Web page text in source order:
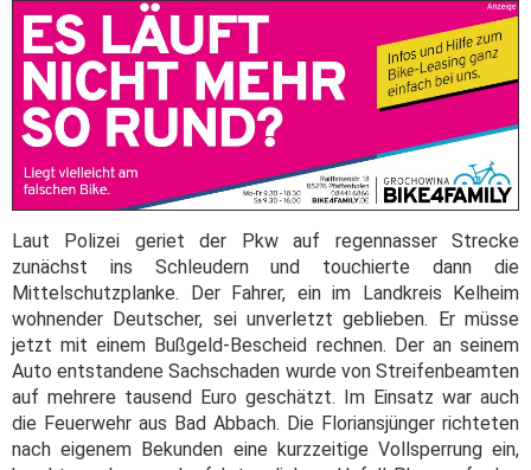
Laut Polizei geriet der Pkw auf regennasser Strecke
zunächst ins Schleudern und touchierte dann die
Mittelschutzplanke. Der Fahrer, ein im Landkreis Kelheim
wohnender Deutscher, sei unverletzt geblieben. Er müsse
jetzt mit einem Bußgeld-Bescheid rechnen. Der an seinem
Auto entstandene Sachschaden wurde von Streifenbeamten
auf mehrere tausend Euro geschätzt. Im Einsatz war auch
die Feuerwehr aus Bad Abbach. Die Floriansjünger richteten
nach eigenem Bekunden eine kurzzeitige Vollsperrung ein,